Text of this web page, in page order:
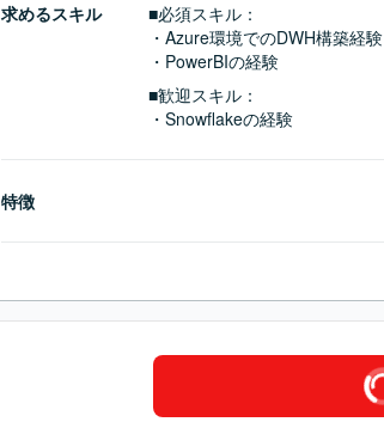
求めるスキル
■必須スキル：
・Azure環境でのDWH構築経験
・PowerBIの経験
■歓迎スキル：
・Snowflakeの経験
特徴